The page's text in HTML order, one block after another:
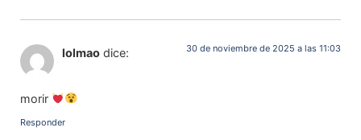
lolmao dice: 30 de noviembre de 2025 a las 11:03
morir
Responder